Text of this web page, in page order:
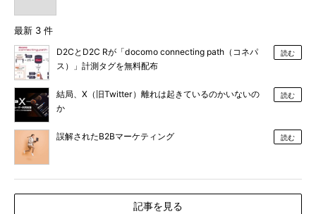
最新 3 件
D2CとD2C Rが「docomo connecting path（コネパ
ス）」計測タグを無料配布
読む
結局、X（旧Twitter）離れは起きているのかいないの
か
読む
誤解されたB2Bマーケティング 読む
記事を見る